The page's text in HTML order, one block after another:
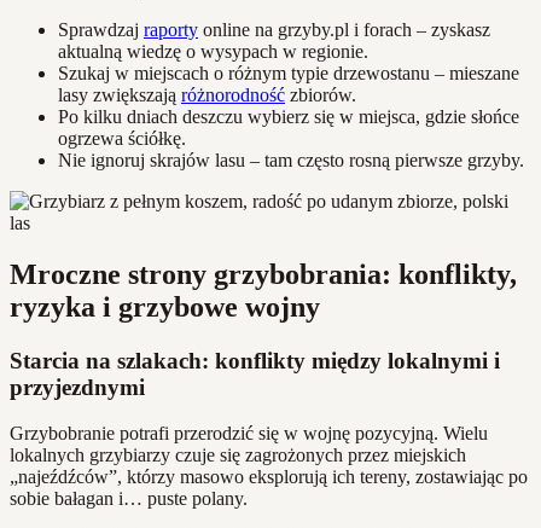
Sprawdzaj raporty online na grzyby.pl i forach – zyskasz
aktualną wiedzę o wysypach w regionie.
Szukaj w miejscach o różnym typie drzewostanu – mieszane
lasy zwiększają różnorodność zbiorów.
Po kilku dniach deszczu wybierz się w miejsca, gdzie słońce
ogrzewa ściółkę.
Nie ignoruj skrajów lasu – tam często rosną pierwsze grzyby.
Mroczne strony grzybobrania: konflikty,
ryzyka i grzybowe wojny
Starcia na szlakach: konflikty między lokalnymi i
przyjezdnymi
Grzybobranie potrafi przerodzić się w wojnę pozycyjną. Wielu
lokalnych grzybiarzy czuje się zagrożonych przez miejskich
„najeźdźców”, którzy masowo eksplorują ich tereny, zostawiając po
sobie bałagan i… puste polany.